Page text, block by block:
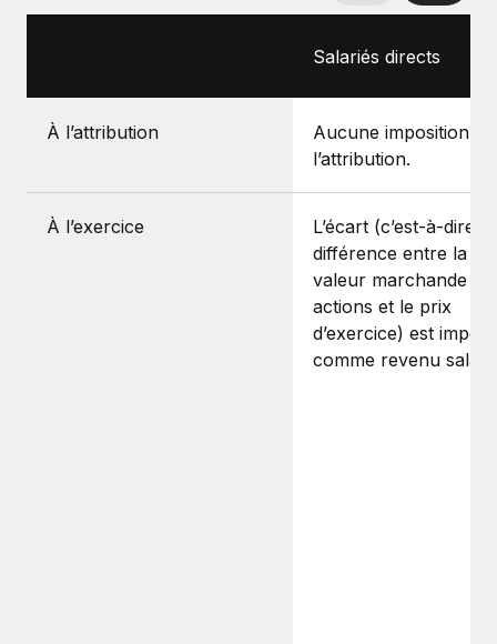
Salariés directs
À l’attribution
Aucune imposition à
l’attribution.
À l’exercice
L’écart (c’est‑à‑dire la
différence entre la
valeur marchande
actions et le prix
d’exercice) est
comme revenu